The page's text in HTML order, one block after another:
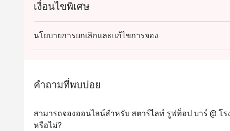
เงื่อนไขพิเศษ
นโยบายการยกเลิกและแก้ไขการจอง
คำถามที่พบบ่อย
สามารถจองออนไลน์สำหรับ สตาร์ไลท์ รูฟท็อป บาร์ @ โร
หรือไม่?